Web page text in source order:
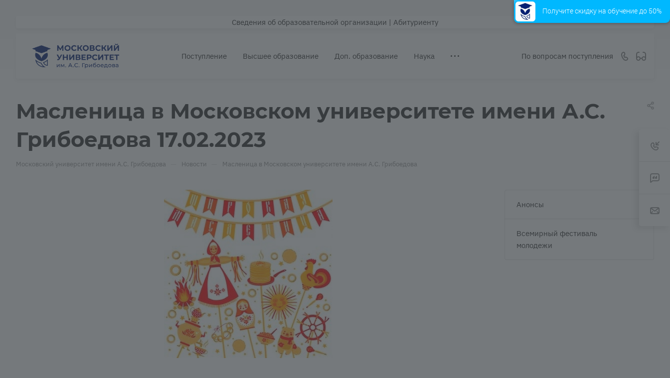
Сведения об образовательной организации | Абитуриенту
Поступление Высшее образование Доп. образование Наука По вопросам поступления
Масленица в Московском университете имени А.С.
Грибоедова 17.02.2023
Московский университет имени А.С. Грибоедова Новости Масленица в Московском университете имени А.С. Грибоедова
Анонсы
Всемирный фестиваль
молодежи
Получите скидку на обучение до 50%